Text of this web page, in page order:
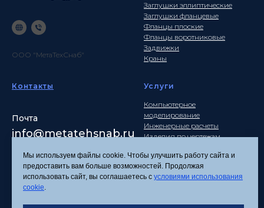
ООО "МетаТехСнаб"
Заглушки эллиптические
Заглушки фланцевые
Фланцы плоские
Фланцы воротниковые
Задвижки
Краны
Контакты
Почта
info@metatehsnab.ru
Услуги
Компьютерное
моделирование
Инженерные расчеты
Изделия по чертежам
Политика
Согласие на обработку
Мы используем файлы cookie. Чтобы улучшить работу сайта и
предоставить вам больше возможностей. Продолжая
использовать сайт, вы соглашаетесь с условиями использования
cookie.